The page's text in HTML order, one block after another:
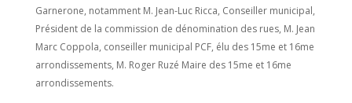
Garnerone, notamment M. Jean-Luc Ricca, Conseiller municipal,
Président de la commission de dénomination des rues, M. Jean
Marc Coppola, conseiller municipal PCF, élu des 15me et 16me
arrondissements, M. Roger Ruzé Maire des 15me et 16me
arrondissements.